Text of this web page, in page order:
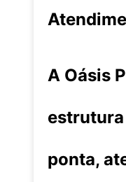
A Oásis
ponta,